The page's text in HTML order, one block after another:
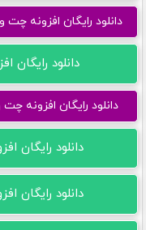
دانلود رایگان افزونه چت واتس اپ
دانلود رایگان
دانلود رایگان افزونه چت واتس اپ
دانلود رایگان
دانلود رایگان